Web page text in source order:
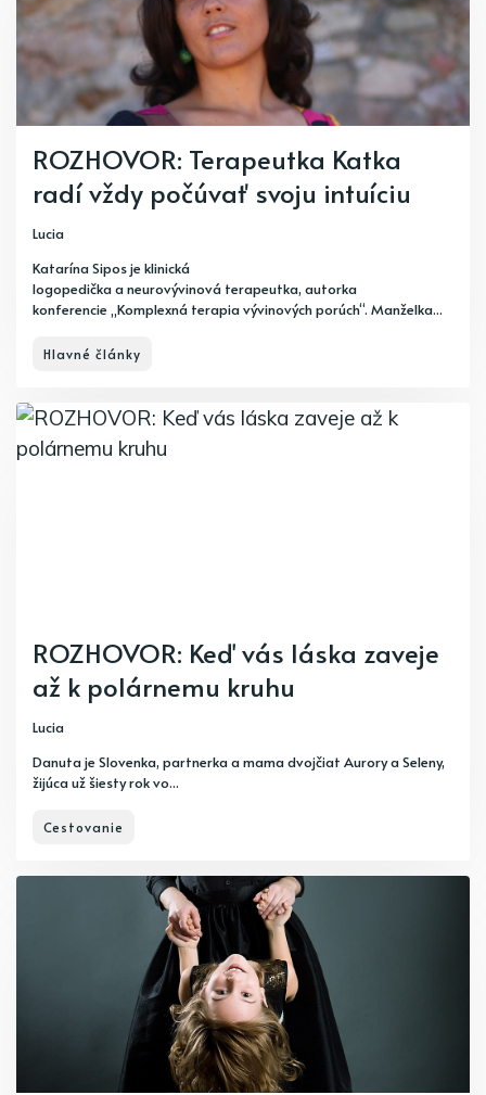
ROZHOVOR: Terapeutka Katka
radí vždy počúvať svoju intuíciu
Lucia
Katarína Sipos je klinická
logopedička a neurovývinová terapeutka, autorka
konferencie „Komplexná terapia vývinových porúch“. Manželka...
Hlavné články
ROZHOVOR: Keď vás láska zaveje
až k polárnemu kruhu
Lucia
Danuta je Slovenka, partnerka a mama dvojčiat Aurory a Seleny,
žijúca už šiesty rok vo...
Cestovanie